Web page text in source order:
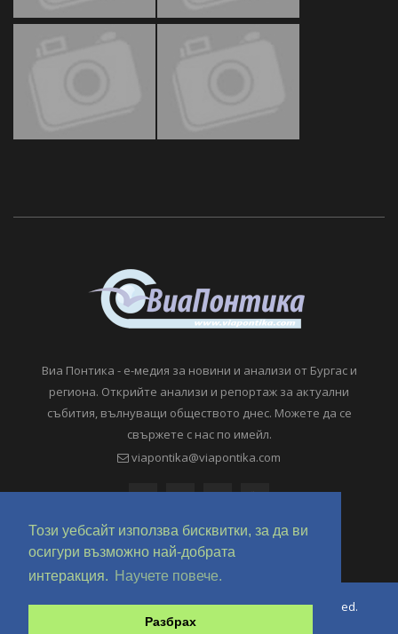
Този уебсайт използва бисквитки, за да ви
осигури възможно най-добрата
интеракция.
Научете повече.
Разбрах
Виа Понтика - е-медия за новини и анализи от Бургас и
региона. Открийте анализи и репортаж за актуални
събития, вълнуващи обществото днес. Можете да се
свържете с нас по имейл.
viapontika@viapontika.com
Copyright © 2018-2024 ViaPontika.com. All Rights Reserved.
Development @ OverHertz Ltd